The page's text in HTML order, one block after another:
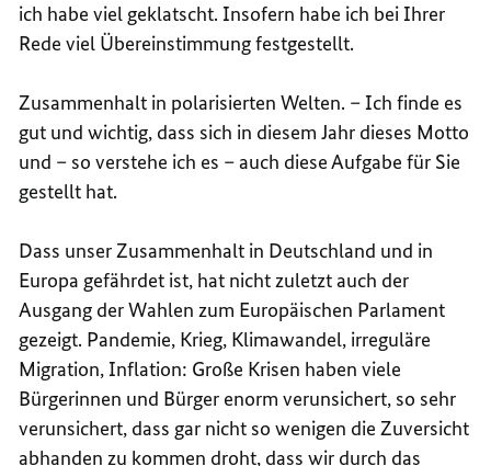
ich habe viel geklatscht. Insofern habe ich bei Ihrer
Rede viel Übereinstimmung festgestellt.
Zusammenhalt in polarisierten Welten. – Ich finde es
gut und wichtig, dass sich in diesem Jahr dieses Motto
und – so verstehe ich es – auch diese Aufgabe für Sie
gestellt hat.
Dass unser Zusammenhalt in Deutschland und in
Europa gefährdet ist, hat nicht zuletzt auch der
Ausgang der Wahlen zum Europäischen Parlament
gezeigt. Pandemie, Krieg, Klimawandel, irreguläre
Migration, Inflation: Große Krisen haben viele
Bürgerinnen und Bürger enorm verunsichert, so sehr
verunsichert, dass gar nicht so wenigen die Zuversicht
abhanden zu kommen droht, dass wir durch das